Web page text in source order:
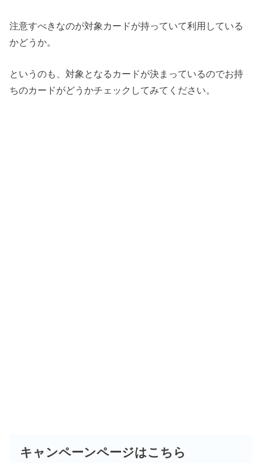
注意すべきなのが対象カードが持っていて利用している
かどうか。
というのも、対象となるカードが決まっているのでお持
ちのカードがどうかチェックしてみてください。
キャンペーンページはこちら